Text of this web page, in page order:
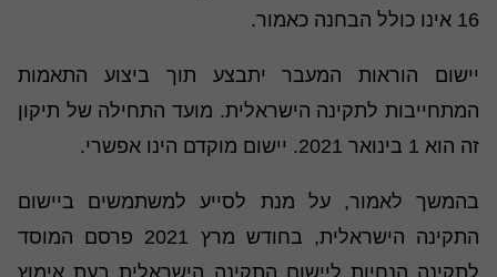
16 אינו כולל הבחנה כאמור.
יישום הוראות המעבר יתבצע תוך ביצוע התאמות
המתחייבות לתקינה הישראלית. מועד התחילה של תיקון
זה הוא 1 בינואר 2021. יישום מוקדם הינו אפשרי.
בהמשך לאמור, על מנת לסייע למשתמשים ביישום
התקינה הישראלית, בחודש מרץ 2021 פרסם המוסד
לתקינה הנחיות ליישום התקינה הישראלית בעת אימוץ